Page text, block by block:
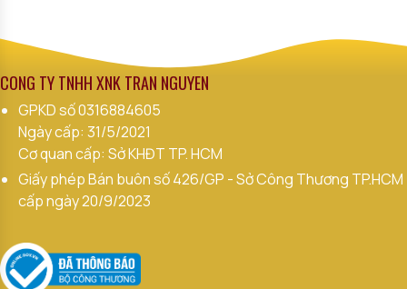
CÔNG TY TNHH XNK TRẦN NGUYÊN
GPKD số0316884605
Ngày cấp: 31/5/2021
Cơ quan cấp: Sở KHĐT TP. HCM
Giấy phép Bán buôn số 426/GP - Sở Công Thương TP.HCM
cấp ngày 20/9/2023